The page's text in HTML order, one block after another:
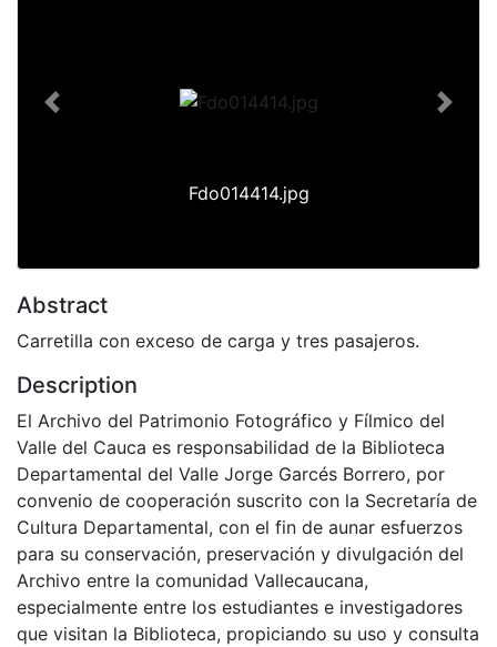
Fdo014414.jpg
Previous Next
Abstract
Carretilla con exceso de carga y tres pasajeros.
Description
El Archivo del Patrimonio Fotográfico y Fílmico del
Valle del Cauca es responsabilidad de la Biblioteca
Departamental del Valle Jorge Garcés Borrero, por
convenio de cooperación suscrito con la Secretaría de
Cultura Departamental, con el fin de aunar esfuerzos
para su conservación, preservación y divulgación del
Archivo entre la comunidad Vallecaucana,
especialmente entre los estudiantes e investigadores
que visitan la Biblioteca, propiciando su uso y consulta